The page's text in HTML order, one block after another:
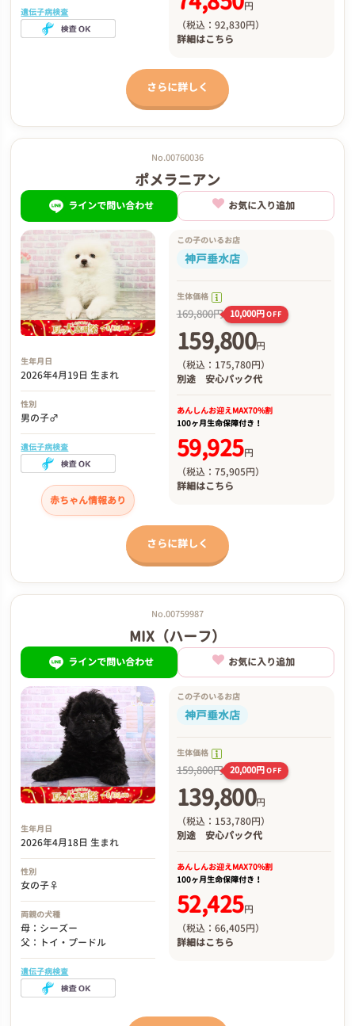
遺伝子病検査
円
（税込：92,830円）
詳細はこちら
さらに詳しく
No.00760036
ポメラニアン
ラインで問い合わせ お気に入り追加
生年月日
2026年4月19日 生まれ
性別
男の子♂
遺伝子病検査
赤ちゃん情報あり
この子のいるお店
神戸垂水店
生体価格
169,800円 10,000円OFF
159,800円
（税込：175,780円）
別途 安心パック代
あんしんお迎えMAX70%割
100ヶ月生命保障付き！
59,925円
（税込：75,905円）
詳細はこちら
さらに詳しく
No.00759987
MIX（ハーフ）
ラインで問い合わせ お気に入り追加
生年月日
2026年4月18日 生まれ
性別
女の子♀
両親の犬種
母：シーズー
父：トイ・プードル
遺伝子病検査
この子のいるお店
神戸垂水店
生体価格
159,800円 20,000円OFF
139,800円
（税込：153,780円）
別途 安心パック代
あんしんお迎えMAX70%割
100ヶ月生命保障付き！
52,425円
（税込：66,405円）
詳細はこちら